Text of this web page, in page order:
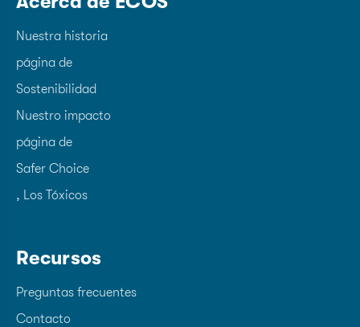
Nuestra historia
página de
Sostenibilidad
Nuestro impacto
página de
Safer Choice
, Los Tóxicos
Recursos
Preguntas frecuentes
Contacto